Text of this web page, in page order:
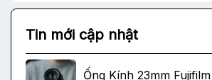
Tin mới cập nhật
Ống Kính 23mm